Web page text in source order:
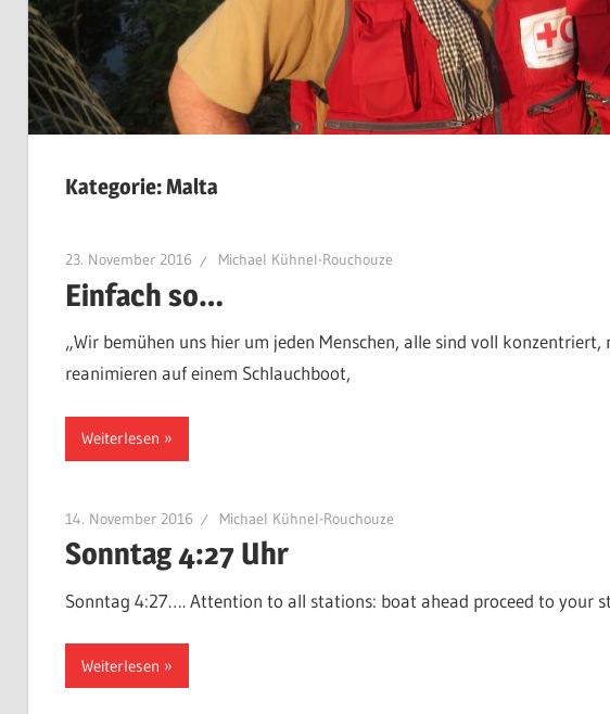
Kategorie:Malta
23. November 2016 Michael Kühnel-Rouchouze
Einfach so…
„Wir bemühen uns hier um jeden Menschen, alle sind voll
reanimieren auf einem Schlauchboot,
Weiterlesen
14. November 2016 Michael Kühnel-Rouchouze
Sonntag 4:27 Uhr
Sonntag 4:27…. Attention to all stations: boat ahead proceed to your
Weiterlesen